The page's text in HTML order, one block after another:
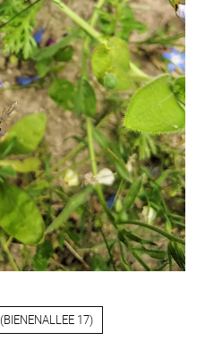
(BIENENALLEE 17)